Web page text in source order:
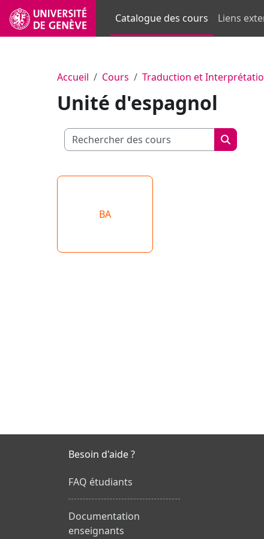
Passer au contenu principal
Catalogue des cours
Liens
Accueil Cours Traduction et
Unité d'espagnol
BA
Besoin d'aide ?
FAQ étudiants
Documentation
enseignants